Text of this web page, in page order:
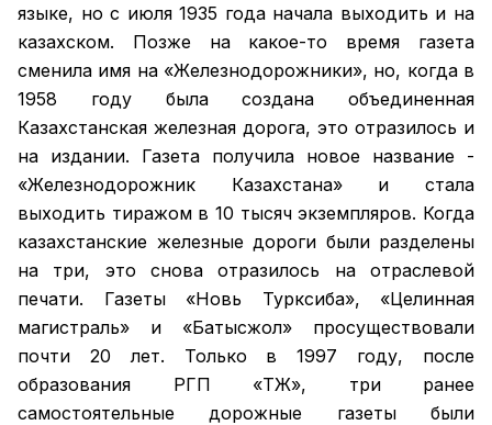
языке, но с июля 1935 года начала выходить и на
казахском. Позже на какое-то время газета
сменила имя на «Железнодорожники», но, когда в
1958 году была создана объединенная
Казахстанская железная дорога, это отразилось и
на издании. Газета получила новое название -
«Железнодорожник Казахстана» и стала
выходить тиражом в 10 тысяч экземпляров. Когда
казахстанские железные дороги были разделены
на три, это снова отразилось на отраслевой
печати. Газеты «Новь Турксиба», «Целинная
магистраль» и «Батысжол» просуществовали
почти 20 лет. Только в 1997 году, после
образования РГП «ҚТЖ», три ранее
самостоятельные дорожные газеты были